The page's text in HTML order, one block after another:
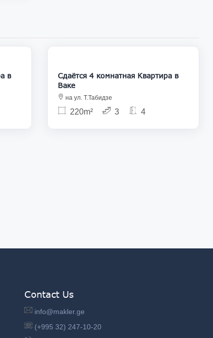
1 800
Сдаётся 4 комнатная Квартира в
Ваке
на ул. Т.Табидзе
220m² 3 4
Contact Us
info@makler.ge
(+995 32) 247-10-20